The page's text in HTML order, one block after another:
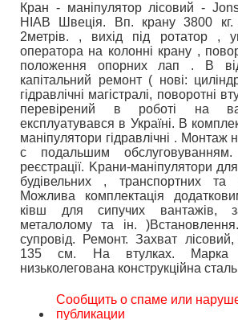
Кран - маніпулятор лісовий -
HIAB Швеція. Вп. крану 3800 кг.
2метрів. , вихід під ротатор ,
оператора на колонні крану ,
положення опорних лап . В
капітальний ремонт ( нові:
гідравлічні магістралі, поворотні
перевірений в роботі на
експлуатувався в Україні. В
маніпулятори гідравлічні .
с подальшим
реєстрації. Kрани-маніпулятори
будівельних , транспортних та
Можлива комплектація
ківш для сипучих вантажів,
металолому та ін.
супровід. Ремонт. Захват
135 см. На втулках. Марка
низьколегована конструкційна
Сообщить о спаме или
публикации